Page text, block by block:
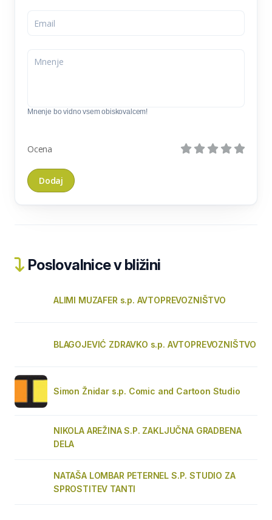
Mnenje bo vidno vsem obiskovalcem!
Ocena
Poslovalnice v bližini
ALIMI MUZAFER s.p. AVTOPREVOZNIŠTVO
BLAGOJEVIĆ ZDRAVKO s.p. AVTOPREVOZNIŠTVO
Simon Žnidar s.p. Comic and Cartoon Studio
NIKOLA AREŽINA S.P. ZAKLJUČNA GRADBENA
DELA
NATAŠA LOMBAR PETERNEL S.P. STUDIO ZA
SPROSTITEV TANTI